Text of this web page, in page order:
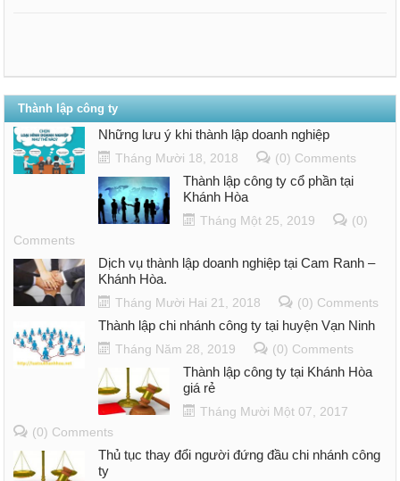
Thành lập công ty
Những lưu ý khi thành lập doanh nghiệp
Tháng Mười 18, 2018 (0) Comments
Thành lập công ty cổ phần tại
Khánh Hòa
Tháng Một 25, 2019
(0)
Comments
Dịch vụ thành lập doanh nghiệp tại Cam Ranh –
Khánh Hòa.
Tháng Mười Hai 21, 2018 (0) Comments
Thành lập chi nhánh công ty tại huyện Vạn Ninh
Tháng Năm 28, 2019 (0) Comments
Thành lập công ty tại Khánh Hòa
giá rẻ
Tháng Mười Một 07, 2017
(0) Comments
Thủ tục thay đổi người đứng đầu chi nhánh công
ty